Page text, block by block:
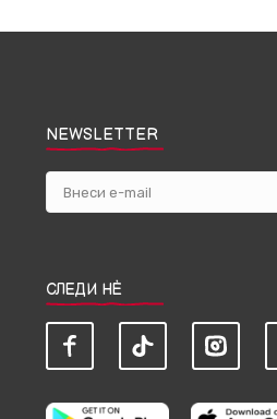
NEWSLETTER
СЛЕДИ НЀ